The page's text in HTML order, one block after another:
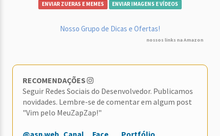
ENVIAR ZUERAS E MEMES ENVIAR IMAGENS E VÍDEOS
Nosso Grupo de Dicas e Ofertas!
nossos links na Amazon
RECOMENDAÇÕES
Seguir Redes Sociais do Desenvolvedor. Publicamos
novidades. Lembre-se de comentar em algum post
"Vim pelo MeuZapZap!"